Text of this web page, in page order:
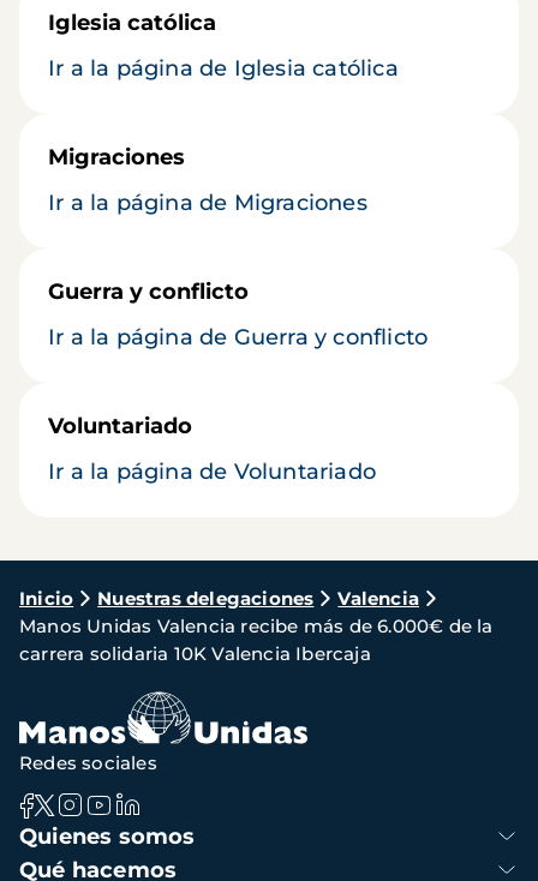
Iglesia católica
Ir a la página de Iglesia católica
Migraciones
Ir a la página de Migraciones
Guerra y conflicto
Ir a la página de Guerra y conflicto
Voluntariado
Ir a la página de Voluntariado
Ruta
de
navegación
Inicio Nuestras delegaciones
Valencia
Manos Unidas Valencia recibe más de 6.000€ de la
carrera solidaria 10K Valencia Ibercaja
Navegación
principal
Quienes somos
Qué hacemos
Redes sociales